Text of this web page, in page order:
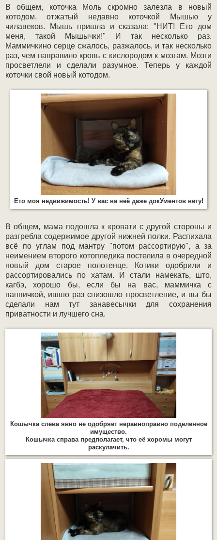
В общем, коточка Моль скромно залезла в новый
котодом, отжатый недавно коточкой Мышью у
чилавеков. Мышь пришла и сказала: "НИТ! Ето дом
меня, такой Мышычки!" И так несколько раз.
Маммичкино серце сжалось, разжалось, и так несколько
раз, чем направило кровь с кислородом к мозгам. Мозги
просветлели и сделали разумное. Теперь у каждой
коточки свой новый котодом.
Ето моя недвижимость! У вас на неё даже докУментов нету!
В общем, мама подошла к кровати с другой стороны и
разгребла содержимое другой нижней полки. Распихала
всё по углам под мантру "потом рассортирую", а за
неимением второго котопледика постелила в очередной
новый дом старое полотенце. Котики одобрили и
рассортировались по хатам. И стали намекать, што,
кагбэ, хорошо бы, если бы на вас, маммичка с
паппичкой, ишшо раз снизошло просветление, и вы бы
сделали нам тут занавесычки для сохранения
приватности и лучшего сна.
Кошычка слева явно не одобряет неравноправно поделенное
имущество.
Кошычка справа предполагает, что её хоромы могут
раскулачить.